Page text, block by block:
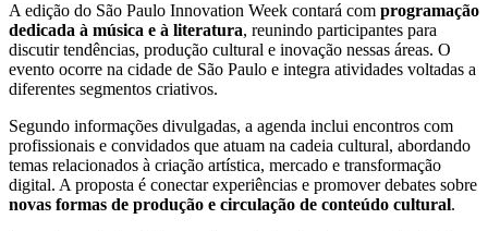
A edição do São Paulo Innovation Week contará com programação
dedicada à música e à literatura, reunindo participantes para
discutir tendências, produção cultural e inovação nessas áreas. O
evento ocorre na cidade de São Paulo e integra atividades voltadas a
diferentes segmentos criativos.
Segundo informações divulgadas, a agenda inclui encontros com
profissionais e convidados que atuam na cadeia cultural, abordando
temas relacionados à criação artística, mercado e transformação
digital. A proposta é conectar experiências e promover debates sobre
novas formas de produção e circulação de conteúdo cultural.